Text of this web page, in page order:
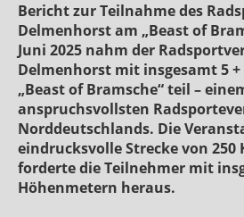
Bericht zur Teilnahme des
Delmenhorst am „Beast of
Juni 2025 nahm der
Delmenhorst mit insgesamt 5 +
„Beast of Bramsche“ teil –
anspruchsvollsten
Norddeutschlands. Die
eindrucksvolle Strecke von
forderte die Teilnehmer mit
Höhenmetern heraus.